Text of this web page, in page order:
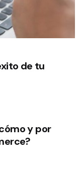
de tu
y por